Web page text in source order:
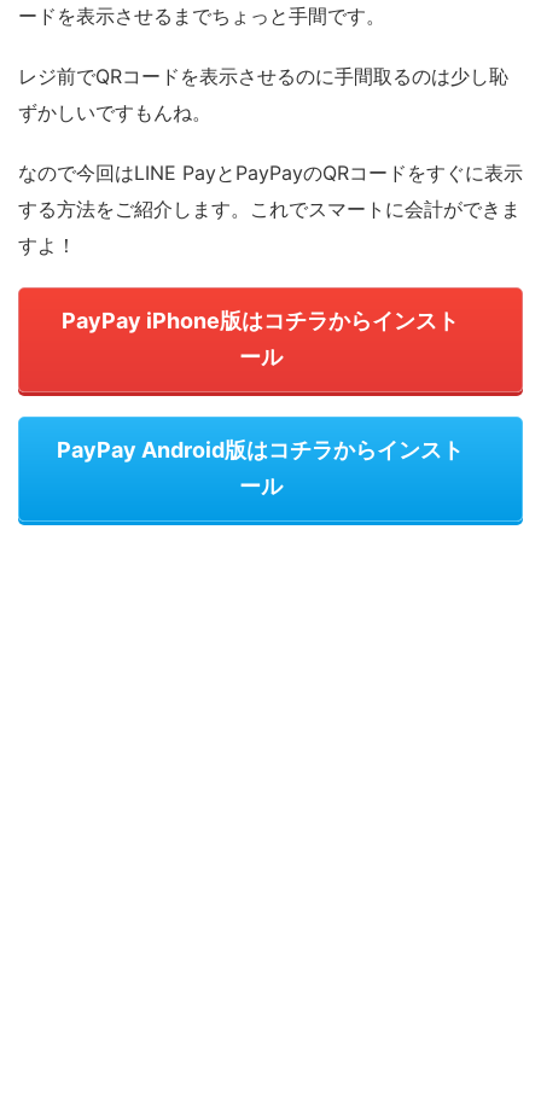
ードを表示させるまでちょっと手間です。
レジ前でQRコードを表示させるのに手間取るのは少し恥
ずかしいですもんね。
なので今回はLINE PayとPayPayのQRコードをすぐに表示
する方法をご紹介します。これでスマートに会計ができま
すよ！
PayPay iPhone版はコチラからインスト
ール
PayPay Android版はコチラからインスト
ール